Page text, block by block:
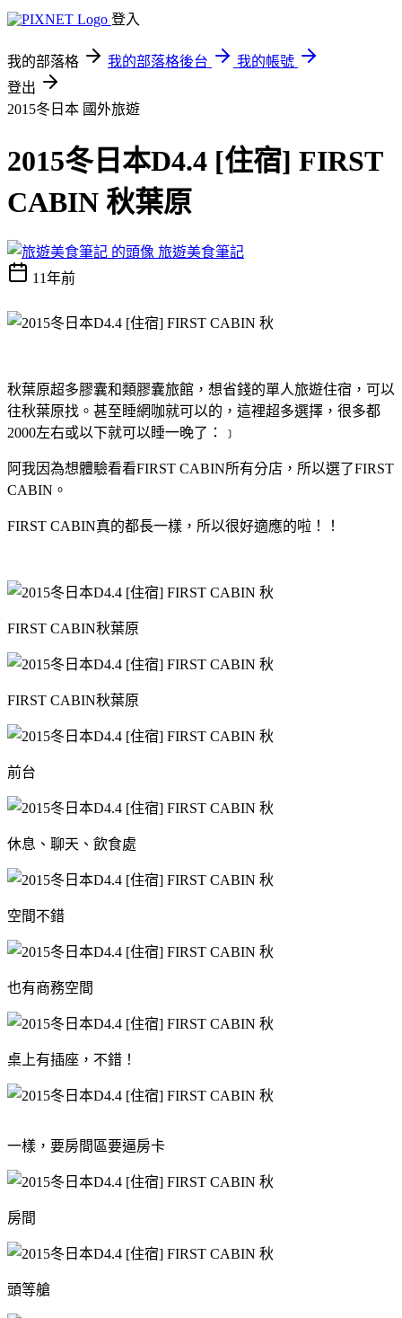
登入
我的部落格 我的部落格後台
我的帳號
登出
2015冬日本 國外旅遊
2015冬日本D4.4 [住宿] FIRST
CABIN 秋葉原
旅遊美食筆記
11年前
秋葉原超多膠囊和類膠囊旅館，想省錢的單人旅遊住宿，可以
往秋葉原找。甚至睡網咖就可以的，這裡超多選擇，很多都
2000左右或以下就可以睡一晚了：﹞
阿我因為想體驗看看FIRST CABIN所有分店，所以選了FIRST
CABIN。
FIRST CABIN真的都長一樣，所以很好適應的啦！！
FIRST CABIN秋葉原
FIRST CABIN秋葉原
前台
休息、聊天、飲食處
空間不錯
也有商務空間
桌上有插座，不錯！
一樣，要房間區要逼房卡
房間
頭等艙